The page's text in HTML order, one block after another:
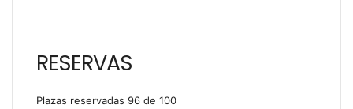
RESERVAS
Plazas reservadas 96 de 100